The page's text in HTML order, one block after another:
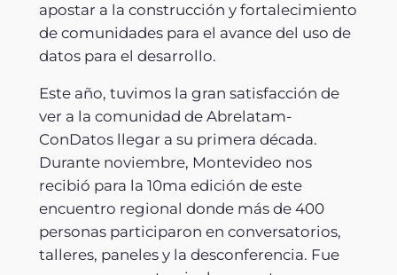
apostar a la construcción y fortalecimiento
de comunidades para el avance del uso de
datos para el desarrollo.
Este año, tuvimos la gran satisfacción de
ver a la comunidad de Abrelatam-
ConDatos llegar a su primera década.
Durante noviembre, Montevideo nos
recibió para la 10ma edición de este
encuentro regional donde más de 400
personas participaron en conversatorios,
talleres, paneles y la desconferencia. Fue